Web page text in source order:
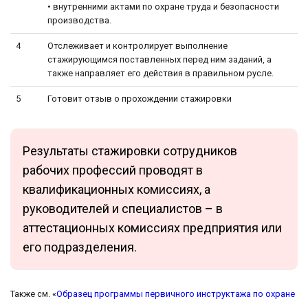
• внутренними актами по охране труда и безопасности
производства.
4
Отслеживает и контролирует выполнение
стажирующимся поставленных перед ним заданий, а
также направляет его действия в правильном русле.
5 Готовит отзыв о прохождении стажировки
Результаты стажировки сотрудников
рабочих профессий проводят в
квалификационных комиссиях, а
руководителей и специалистов – в
аттестационных комиссиях предприятия или
его подразделения.
Также см. «Образец программы первичного инструктажа по охране